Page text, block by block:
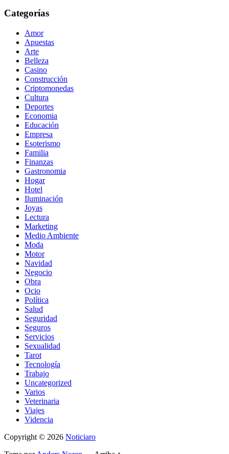
Categorías
Amor
Apuestas
Arte
Belleza
Casino
Construcción
Criptomonedas
Cultura
Deportes
Economia
Educación
Empresa
Esoterismo
Familia
Finanzas
Gastronomia
Hogar
Hotel
Iluminación
Joyas
Lectura
Marketing
Medio Ambiente
Moda
Motor
Navidad
Negocio
Obra
Ocio
Política
Salud
Seguridad
Seguros
Servicios
Sexualidad
Tarot
Tecnología
Trabajo
Uncategorized
Varios
Veterinaria
Viajes
Videncia
Copyright © 2026 Noticiaro